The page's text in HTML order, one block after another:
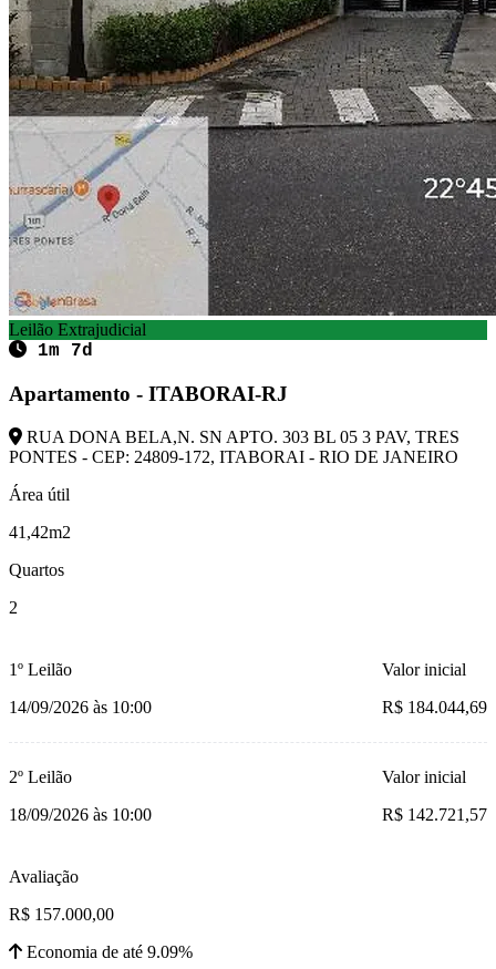
Leilão Extrajudicial
1m 7d
Apartamento - ITABORAI-RJ
RUA DONA BELA,N. SN APTO. 303 BL 05 3 PAV, TRES
PONTES - CEP: 24809-172, ITABORAI - RIO DE JANEIRO
Área útil
41,42m2
Quartos
2
1º Leilão
14/09/2026 às 10:00
Valor inicial
R$ 184.044,69
2º Leilão
18/09/2026 às 10:00
Valor inicial
R$ 142.721,57
Avaliação
R$ 157.000,00
Economia de até 9.09%